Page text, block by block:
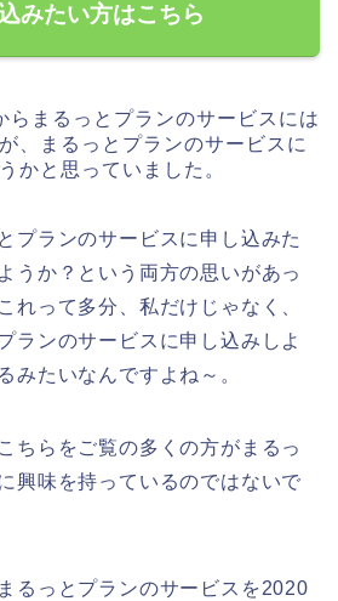
みたい方はこちら
らまるっとプランのサービスには
、まるっとプランのサービスに
かと思っていました。
プランのサービスに申し込みた
うか？という両方の思いがあっ
れって多分、私だけじゃなく、
ランのサービスに申し込みしよ
みたいなんですよね～。
ちらをご覧の多くの方がまるっ
興味を持っているのではないで
るっとプランのサービスを2020